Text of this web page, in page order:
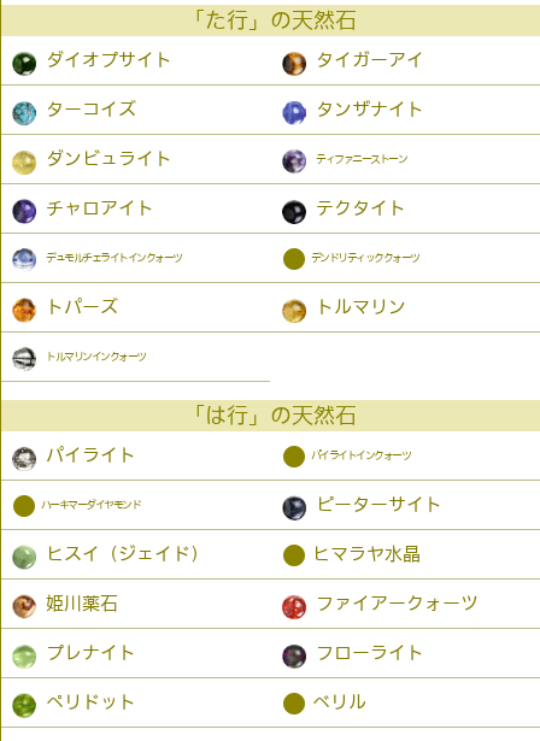
「た行」の天然石
ダイオプサイト タイガーアイ
ターコイズ タンザナイト
ダンビュライト ティファニーストーン
チャロアイト テクタイト
デュモルチェライトインクォーツ ● デンドリティッククォーツ
トパーズ トルマリン
トルマリンインクォーツ
「は行」の天然石
パイライト ● パイライトインクォーツ
● ハーキマーダイヤモンド ピーターサイト
ヒスイ（ジェイド） ● ヒマラヤ水晶
姫川薬石 ファイアークォーツ
プレナイト フローライト
ペリドット ● ベリル